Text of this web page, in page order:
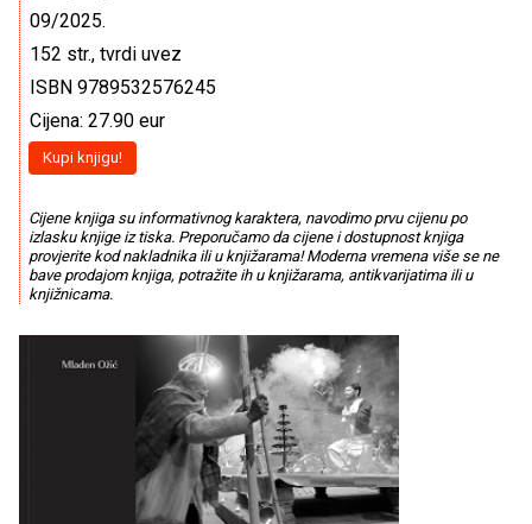
09/2025.
152 str., tvrdi uvez
ISBN 9789532576245
Cijena: 27.90 eur
Kupi knjigu!
Cijene knjiga su informativnog karaktera, navodimo prvu cijenu po
izlasku knjige iz tiska. Preporučamo da cijene i dostupnost knjiga
provjerite kod nakladnika ili u knjižarama! Moderna vremena više se ne
bave prodajom knjiga, potražite ih u knjižarama, antikvarijatima ili u
knjižnicama.